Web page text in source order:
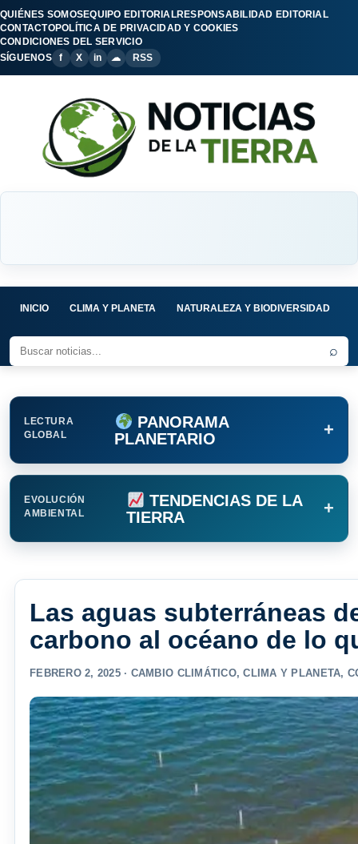
QUIÉNES SOMOSEQUIPO EDITORIALRESPONSABILIDAD EDITORIAL
CONTACTOPOLÍTICA DE PRIVACIDAD Y COOKIES
CONDICIONES DEL SERVICIO
SÍGUENOS
f X in ☁ RSS
INICIO CLIMA Y PLANETA NATURALEZA Y BIODIVERSIDAD
⌕
LECTURA
GLOBAL
PANORAMA
PLANETARIO
+
EVOLUCIÓN
AMBIENTAL
TENDENCIAS DE LA
TIERRA
+
Las aguas subterráneas
carbono al océano de lo
FEBRERO 2, 2025 · CAMBIO CLIMÁTICO,CLIMA Y PLANETA,